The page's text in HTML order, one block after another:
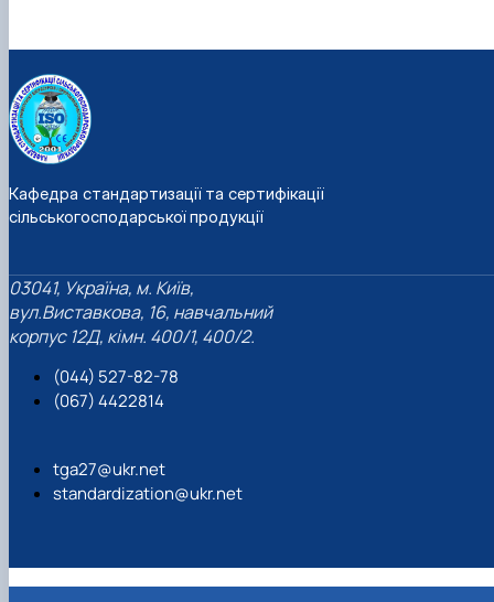
Кафедра стандартизації та сертифікації
сільськогосподарської продукції
03041, Україна, м. Київ,
вул.Виставкова, 16, навчальний
корпус 12Д, кімн. 400/1, 400/2.
(044) 527-82-78
(067) 4422814
tga27@ukr.net
standardization@ukr.net